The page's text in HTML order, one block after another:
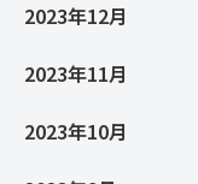
2023年12月
2023年11月
2023年10月